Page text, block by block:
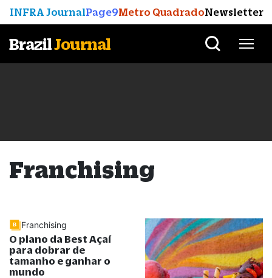
INFRA JournalPage9Metro QuadradoNewsletter
BrazilJournal
Franchising
Franchising
O plano da Best Açaí
para dobrar de
tamanho e ganhar o
mundo